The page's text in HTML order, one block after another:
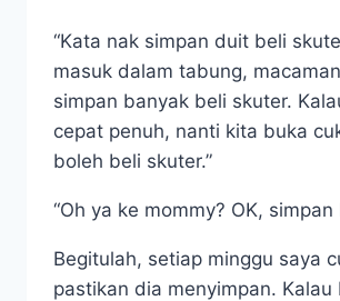
“Kata nak simpan duit beli
masuk dalam tabung,
simpan banyak beli skuter.
cepat penuh, nanti kita buka
boleh beli skuter.”
“Oh ya ke mommy? OK, simpan
Begitulah, setiap minggu saya
pastikan dia menyimpan. Kalau